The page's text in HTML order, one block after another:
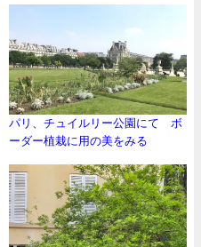
パリ、チュイルリー公園にて ボ
ーダー植栽に用の美をみる